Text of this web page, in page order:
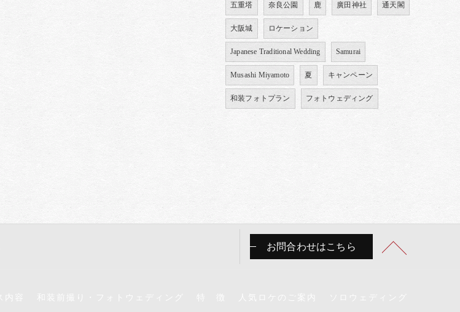
五重塔 奈良公園 鹿 廣田神社 通天閣
大阪城 ロケーション
Japanese Traditional Wedding Samurai
Musashi Miyamoto 夏 キャンペーン
和装フォトプラン フォトウェディング
お問合わせはこちら